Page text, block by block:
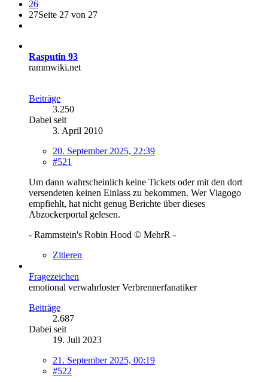
26
27Seite 27 von 27
Rasputin 93
rammwiki.net
Beiträge
3.250
Dabei seit
3. April 2010
20. September 2025, 22:39
#521
Um dann wahrscheinlich keine Tickets oder mit den dort
versendeten keinen Einlass zu bekommen. Wer Viagogo
empfiehlt, hat nicht genug Berichte über dieses
Abzockerportal gelesen.
- Rammstein's Robin Hood © MehrR -
Zitieren
Fragezeichen
emotional verwahrloster Verbrennerfanatiker
Beiträge
2.687
Dabei seit
19. Juli 2023
21. September 2025, 00:19
#522